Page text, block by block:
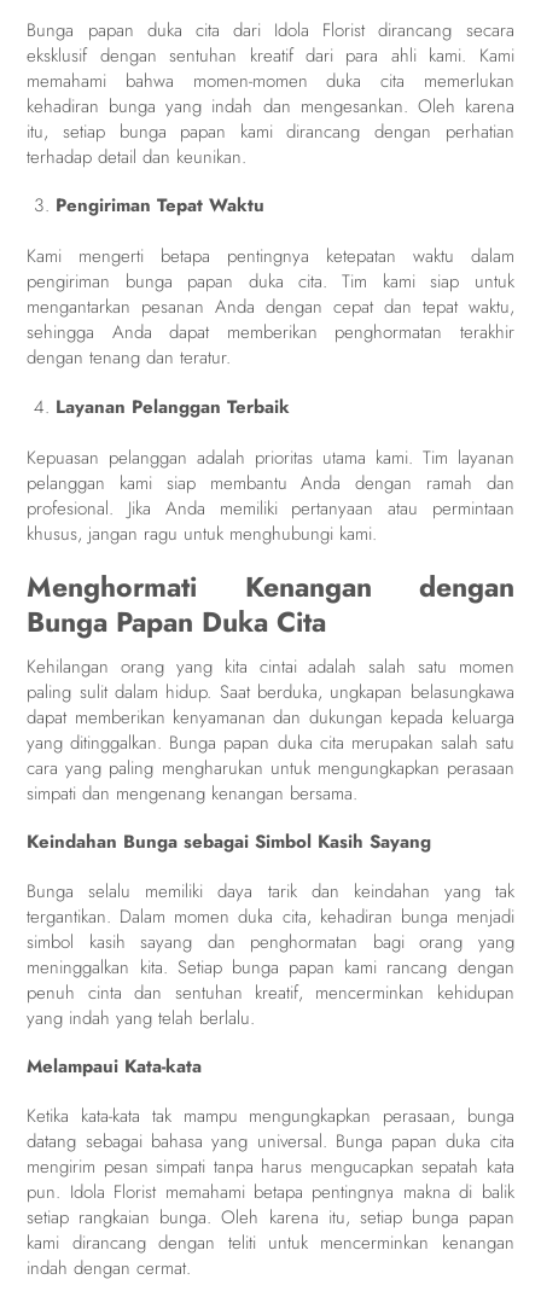
Bunga papan duka cita dari Idola Florist dirancang secara
eksklusif dengan sentuhan kreatif dari para ahli kami. Kami
memahami bahwa momen-momen duka cita memerlukan
kehadiran bunga yang indah dan mengesankan. Oleh karena
itu, setiap bunga papan kami dirancang dengan perhatian
terhadap detail dan keunikan.
Pengiriman Tepat Waktu
Kami mengerti betapa pentingnya ketepatan waktu dalam
pengiriman bunga papan duka cita. Tim kami siap untuk
mengantarkan pesanan Anda dengan cepat dan tepat waktu,
sehingga Anda dapat memberikan penghormatan terakhir
dengan tenang dan teratur.
Layanan Pelanggan Terbaik
Kepuasan pelanggan adalah prioritas utama kami. Tim layanan
pelanggan kami siap membantu Anda dengan ramah dan
profesional. Jika Anda memiliki pertanyaan atau permintaan
khusus, jangan ragu untuk menghubungi kami.
Menghormati Kenangan dengan
Bunga Papan Duka Cita
Kehilangan orang yang kita cintai adalah salah satu momen
paling sulit dalam hidup. Saat berduka, ungkapan belasungkawa
dapat memberikan kenyamanan dan dukungan kepada keluarga
yang ditinggalkan. Bunga papan duka cita merupakan salah satu
cara yang paling mengharukan untuk mengungkapkan perasaan
simpati dan mengenang kenangan bersama.
Keindahan Bunga sebagai Simbol Kasih Sayang
Bunga selalu memiliki daya tarik dan keindahan yang tak
tergantikan. Dalam momen duka cita, kehadiran bunga menjadi
simbol kasih sayang dan penghormatan bagi orang yang
meninggalkan kita. Setiap bunga papan kami rancang dengan
penuh cinta dan sentuhan kreatif, mencerminkan kehidupan
yang indah yang telah berlalu.
Melampaui Kata-kata
Ketika kata-kata tak mampu mengungkapkan perasaan, bunga
datang sebagai bahasa yang universal. Bunga papan duka cita
mengirim pesan simpati tanpa harus mengucapkan sepatah kata
pun. Idola Florist memahami betapa pentingnya makna di balik
setiap rangkaian bunga. Oleh karena itu, setiap bunga papan
kami dirancang dengan teliti untuk mencerminkan kenangan
indah dengan cermat.